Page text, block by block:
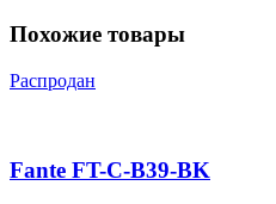
Похожие товары
Распродан
Fante FT-C-B39-BK